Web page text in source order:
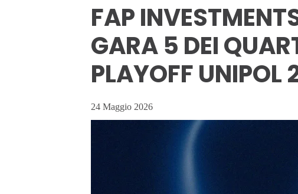
FAP
GARA 5 DEI
PLAYOFF UNIPOL
24 Maggio 2026